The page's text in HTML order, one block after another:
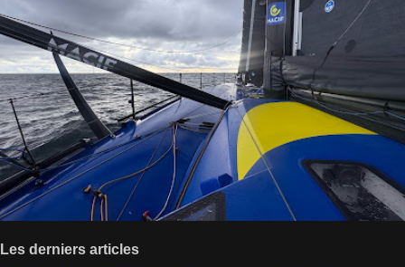
Les derniers articles